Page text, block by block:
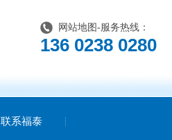
网站地图 -服务热线：
136 0238 0280
联系福泰